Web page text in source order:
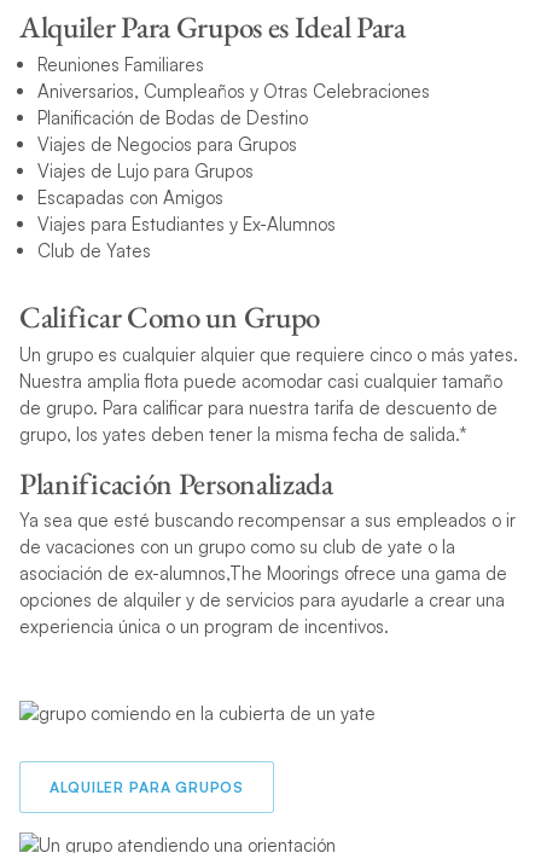
Alquiler Para Grupos es Ideal Para
Reuniones Familiares
Aniversarios, Cumpleaños y Otras Celebraciones
Planificación de Bodas de Destino
Viajes de Negocios para Grupos
Viajes de Lujo para Grupos
Escapadas con Amigos
Viajes para Estudiantes y Ex-Alumnos
Club de Yates
Calificar Como un Grupo
Un grupo es cualquier alquier que requiere cinco o más yates.
Nuestra amplia flota puede acomodar casi cualquier tamaño
de grupo. Para calificar para nuestra tarifa de descuento de
grupo, los yates deben tener la misma fecha de salida.*
Planificación Personalizada
Ya sea que esté buscando recompensar a sus empleados o ir
de vacaciones con un grupo como su club de yate o la
asociación de ex-alumnos,The Moorings ofrece una gama de
opciones de alquiler y de servicios para ayudarle a crear una
experiencia única o un program de incentivos.
ALQUILER PARA GRUPOS